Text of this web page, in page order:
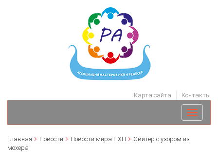
Карта сайта Контакты
Toggle
Главная Новости Новости мира НХП
Свитер с узором из
мохера